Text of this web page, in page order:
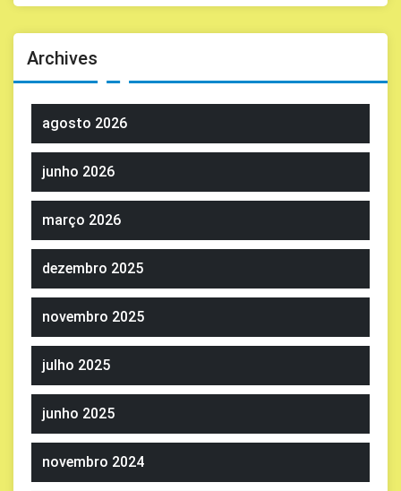
Archives
agosto 2026
junho 2026
março 2026
dezembro 2025
novembro 2025
julho 2025
junho 2025
novembro 2024